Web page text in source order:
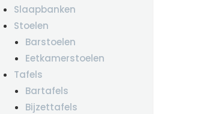
Slaapbanken
Stoelen
Barstoelen
Eetkamerstoelen
Tafels
Bartafels
Bijzettafels